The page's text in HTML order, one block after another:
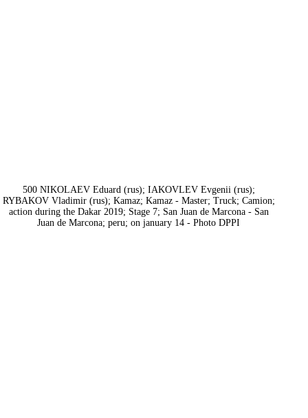
500 NIKOLAEV Eduard (rus); IAKOVLEV Evgenii (rus);
RYBAKOV Vladimir (rus); Kamaz; Kamaz - Master; Truck; Camion;
action during the Dakar 2019; Stage 7; San Juan de Marcona - San
Juan de Marcona; peru; on january 14 - Photo DPPI